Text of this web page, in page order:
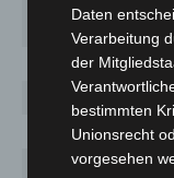
0 – 9 Jahre
10 – 19 Jahre
20 – 29 Jahre
30 – 39 Jahre
Daten
Verarbeitung
der
bestimmten
Unionsrecht
vorgesehen